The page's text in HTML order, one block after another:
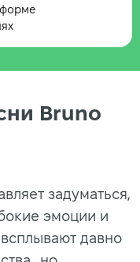
Bruno
задуматься,
эмоции и
давно